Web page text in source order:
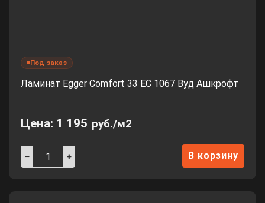
Под заказ
Ламинат Egger Comfort 33 EC 1067 Вуд Ашкрофт
Цена: 1 195 руб./м2
В корзину